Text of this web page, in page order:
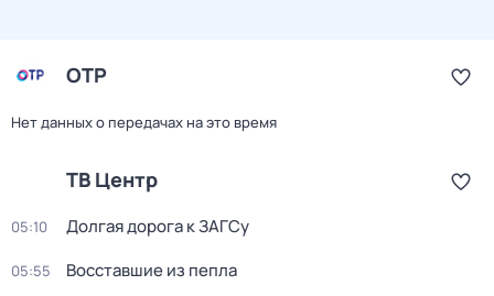
ОТР
Нет данных о передачах на это время
ТВ Центр
05:10 Долгая дорога к ЗАГСу
05:55 Восставшие из пепла